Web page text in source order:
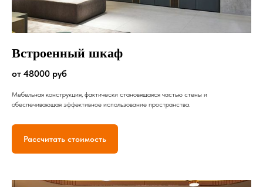
Встроенный шкаф
от 48000 руб
Мебельная конструкция, фактически становящаяся частью стены и
обеспечивающая эффективное использование пространства.
Рассчитать стоимость